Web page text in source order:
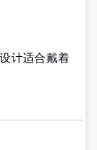
计适合戴着